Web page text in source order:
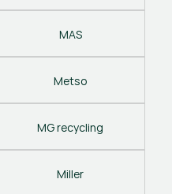
MAS
Metso
MG recycling
Miller